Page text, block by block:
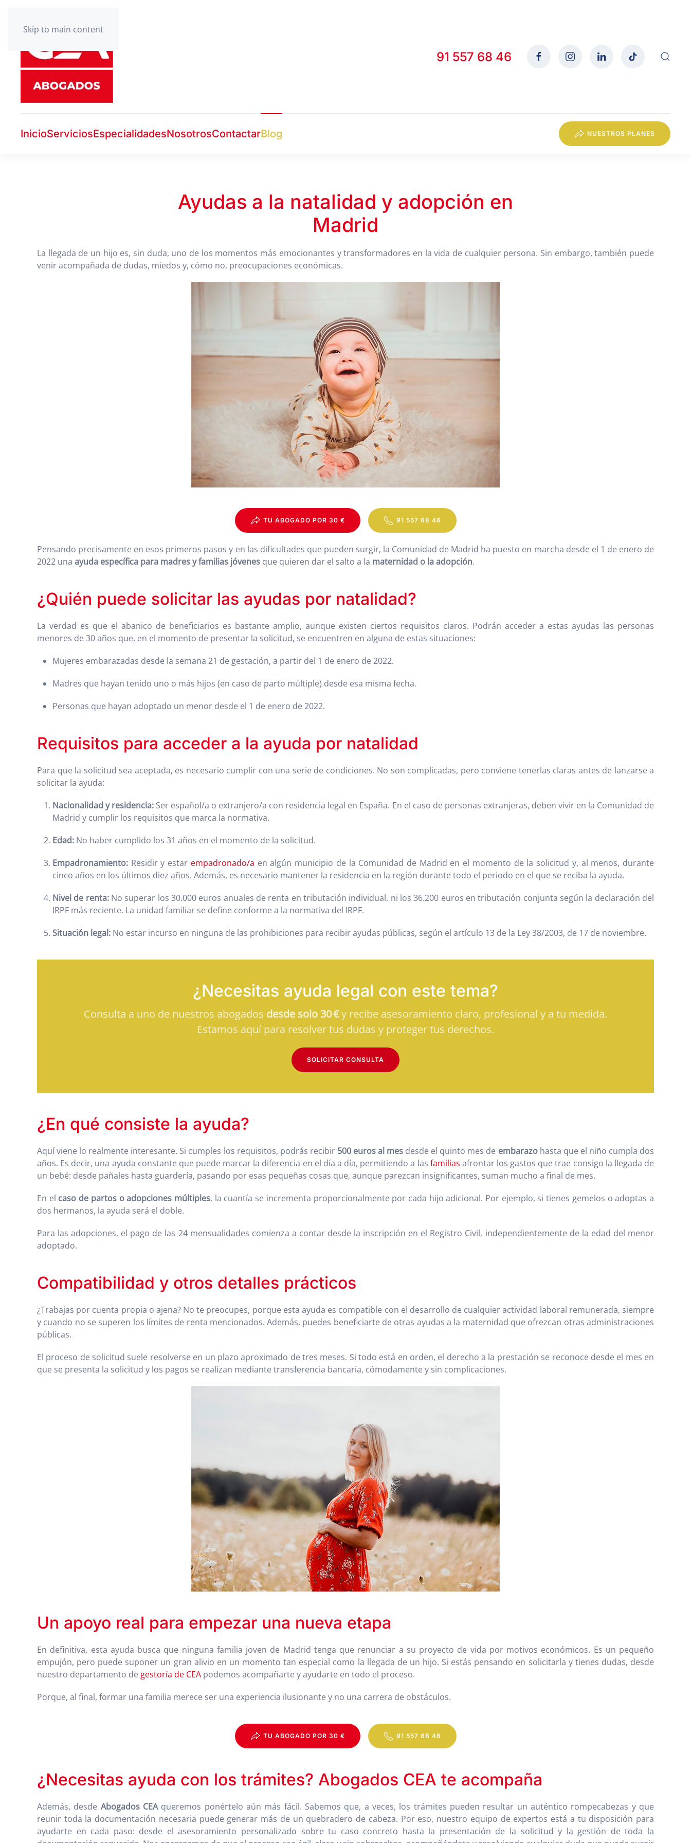
Skip to main content
91 557 68 46
InicioServiciosEspecialidadesNosotrosContactarBlog NUESTROS PLANES
Ayudas a la natalidad y adopción en
Madrid
La llegada de un hijo es, sin duda, uno de los momentos más emocionantes y transformadores en la vida de cualquier persona. Sin embargo, también puede
venir acompañada de dudas, miedos y, cómo no, preocupaciones económicas.
TU ABOGADO POR 30 € 91 557 68 46
Pensando precisamente en esos primeros pasos y en las dificultades que pueden surgir, la Comunidad de Madrid ha puesto en marcha desde el 1 de enero de
2022 una ayuda específica para madres y familias jóvenes que quieren dar el salto a la maternidad o la adopción.
¿Quién puede solicitar las ayudas por natalidad?
La verdad es que el abanico de beneficiarios es bastante amplio, aunque existen ciertos requisitos claros. Podrán acceder a estas ayudas las personas
menores de 30 años que, en el momento de presentar la solicitud, se encuentren en alguna de estas situaciones:
Mujeres embarazadas desde la semana 21 de gestación, a partir del 1 de enero de 2022.
Madres que hayan tenido uno o más hijos (en caso de parto múltiple) desde esa misma fecha.
Personas que hayan adoptado un menor desde el 1 de enero de 2022.
Requisitos para acceder a la ayuda por natalidad
Para que la solicitud sea aceptada, es necesario cumplir con una serie de condiciones. No son complicadas, pero conviene tenerlas claras antes de lanzarse a
solicitar la ayuda:
Nacionalidad y residencia: Ser español/a o extranjero/a con residencia legal en España. En el caso de personas extranjeras, deben vivir en la Comunidad de
Madrid y cumplir los requisitos que marca la normativa.
Edad: No haber cumplido los 31 años en el momento de la solicitud.
Empadronamiento: Residir y estar empadronado/a en algún municipio de la Comunidad de Madrid en el momento de la solicitud y, al menos, durante
cinco años en los últimos diez años. Además, es necesario mantener la residencia en la región durante todo el periodo en el que se reciba la ayuda.
Nivel de renta:No superar los 30.000 euros anuales de renta en tributación individual, ni los 36.200 euros en tributación conjunta según la declaración del
IRPF más reciente. La unidad familiar se define conforme a la normativa del IRPF.
Situación legal: No estar incurso en ninguna de las prohibiciones para recibir ayudas públicas, según el artículo 13 de la Ley 38/2003, de 17 de noviembre.
¿Necesitas ayuda legal con este tema?
Consulta a uno de nuestros abogados desde solo 30 €y recibe asesoramiento claro, profesional y a tu medida.
Estamos aquí para resolver tus dudas y proteger tus derechos.
SOLICITAR CONSULTA
¿En qué consiste la ayuda?
Aquí viene lo realmente interesante. Si cumples los requisitos, podrás recibir 500 euros al mes desde el quinto mes de embarazohasta que el niño cumpla dos
años. Es decir, una ayuda constante que puede marcar la diferencia en el día a día, permitiendo a las familias afrontar los gastos que trae consigo la llegada de
un bebé: desde pañales hasta guardería, pasando por esas pequeñas cosas que, aunque parezcan insignificantes, suman mucho a final de mes.
En el caso de partos o adopciones múltiples, la cuantía se incrementa proporcionalmente por cada hijo adicional. Por ejemplo, si tienes gemelos o adoptas a
dos hermanos, la ayuda será el doble.
Para las adopciones, el pago de las 24 mensualidades comienza a contar desde la inscripción en el Registro Civil, independientemente de la edad del menor
adoptado.
Compatibilidad y otros detalles prácticos
¿Trabajas por cuenta propia o ajena? No te preocupes, porque esta ayuda es compatible con el desarrollo de cualquier actividad laboral remunerada, siempre
y cuando no se superen los límites de renta mencionados. Además, puedes beneficiarte de otras ayudas a la maternidad que ofrezcan otras administraciones
públicas.
El proceso de solicitud suele resolverse en un plazo aproximado de tres meses. Si todo está en orden, el derecho a la prestación se reconoce desde el mes en
que se presenta la solicitud y los pagos se realizan mediante transferencia bancaria, cómodamente y sin complicaciones.
Un apoyo real para empezar una nueva etapa
En definitiva, esta ayuda busca que ninguna familia joven de Madrid tenga que renunciar a su proyecto de vida por motivos económicos. Es un pequeño
empujón, pero puede suponer un gran alivio en un momento tan especial como la llegada de un hijo. Si estás pensando en solicitarla y tienes dudas, desde
nuestro departamento de gestoría de CEA podemos acompañarte y ayudarte en todo el proceso.
Porque, al final, formar una familia merece ser una experiencia ilusionante y no una carrera de obstáculos.
TU ABOGADO POR 30 € 91 557 68 46
¿Necesitas ayuda con los trámites? Abogados CEA te acompaña
Además, desde Abogados CEAqueremos ponértelo aún más fácil. Sabemos que, a veces, los trámites pueden resultar un auténtico rompecabezas y que
reunir toda la documentación necesaria puede generar más de un quebradero de cabeza. Por eso, nuestro equipo de expertos está a tu disposición para
ayudarte en cada paso: desde el asesoramiento personalizado sobre tu caso concreto hasta la presentación de la solicitud y la gestión de toda la